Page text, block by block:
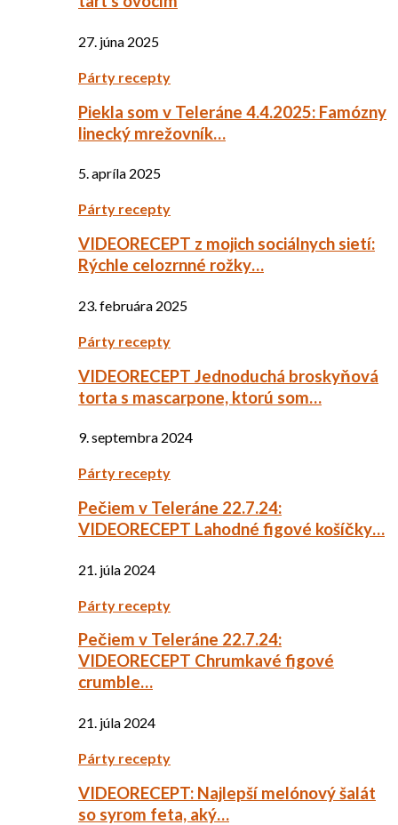
27. júna 2025
Párty recepty
Piekla som v Teleráne 4.4.2025: Famózny
linecký mrežovník…
5. apríla 2025
Párty recepty
VIDEORECEPT z mojich sociálnych sietí:
Rýchle celozrnné rožky…
23. februára 2025
Párty recepty
VIDEORECEPT Jednoduchá broskyňová
torta s mascarpone, ktorú som…
9. septembra 2024
Párty recepty
Pečiem v Teleráne 22.7.24:
VIDEORECEPT Lahodné figové košíčky…
21. júla 2024
Párty recepty
Pečiem v Teleráne 22.7.24:
VIDEORECEPT Chrumkavé figové
crumble…
21. júla 2024
Párty recepty
VIDEORECEPT: Najlepší melónový šalát
so syrom feta, aký…